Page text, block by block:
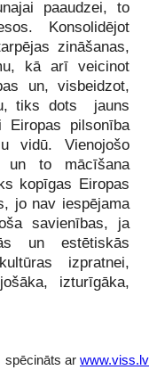
paaudzei, to
Konsolidējot
zināšanas,
kā arī veicinot
un, visbeidzot,
tiks dots jauns
pilsonība
vidū. Vienojošo
un to mācīšana
kopīgas Eiropas
jo nav iespējama
savienības, ja
un estētiskās
izpratnei,
izturīgāka,
spēcināts ar www.viss.lv